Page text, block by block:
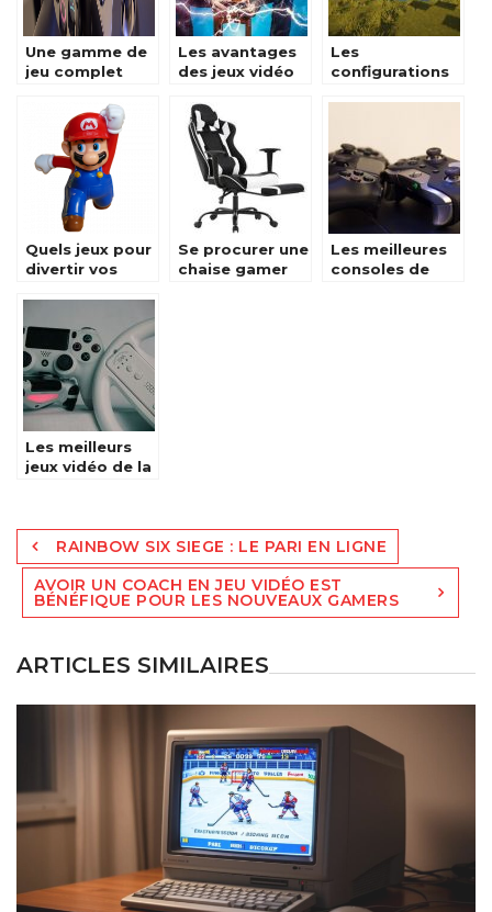
Une gamme de
jeu complet
Les avantages
des jeux vidéo
Les
configurations
Quels jeux pour
divertir vos
Se procurer une
chaise gamer
Les meilleures
consoles de
Les meilleurs
jeux vidéo de la
Navigation
de
l’article
RAINBOW SIX SIEGE : LE PARI EN LIGNE
AVOIR UN COACH EN JEU VIDÉO EST
BÉNÉFIQUE POUR LES NOUVEAUX GAMERS
ARTICLES SIMILAIRES